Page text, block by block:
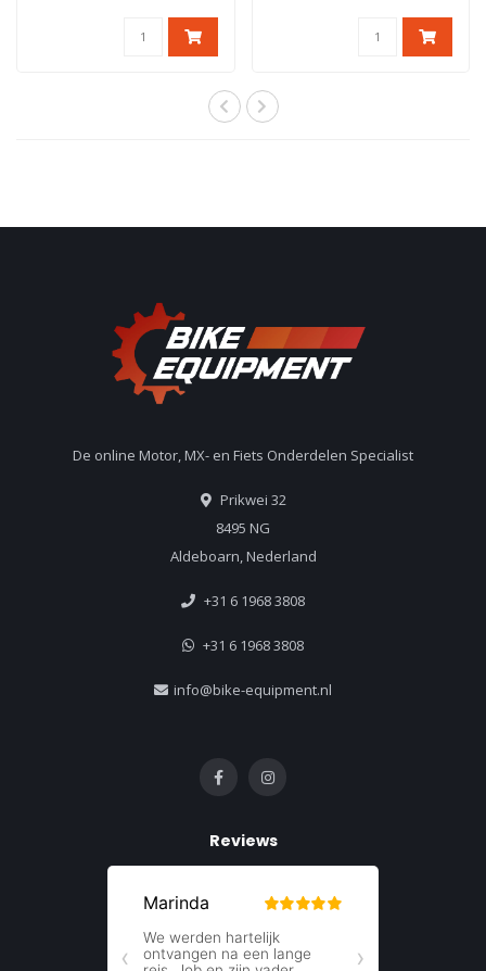
De online Motor, MX- en Fiets Onderdelen Specialist
Prikwei 32
8495 NG
Aldeboarn, Nederland
+31 6 1968 3808
+31 6 1968 3808
info@bike-equipment.nl
Reviews